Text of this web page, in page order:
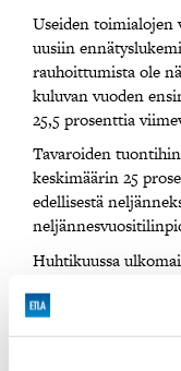
Useiden toimialojen
uusiin
rauhoittumista ole
kuluvan vuoden
25,5 prosenttia
Tavaroiden
keskimäärin 25
edellisestä
Huhtikuussa
prosenttia